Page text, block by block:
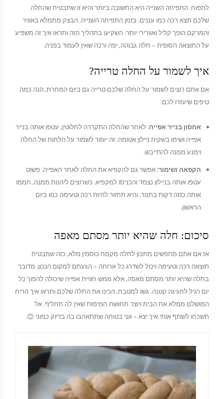
לתפוח. התפיחה השנייה היא החשובה ביותר והיא זו שתבטיח שהחלה
שלכם תצא רכה כמו עננים. בזמן התפיחה השנייה, הבצק מתמלא באוויר
והמרקם הופך קליל ואוורירי יותר. השקיעו בתהליך הזה ותראו איך זה משפיע
על התוצאה הסופית – חלה גבוהה, יפה ורכה שאין לעמוד בפניה.
איך לשמור על החלה טרייה?
אם אתם רוצים לשמור על החלה שלכם טרייה גם ביום המחרת, הנה כמה
טיפים שיעזרו לכם:
אחסון בנייר אפייה: לאחר שהחלה התקררה לחלוטין, עטפו אותה בנייר
אפייה ושימו בשקית ניילון אטומה. זה יעזור לשמור על הלחות של החלה
וימנע ממנה להתייבש.
הקפאה ושימור: אפשר גם להקפיא את החלה לאחר האפייה. פשוט
עטפו אותה בניילון נצמד והכניסו למקפיא. כשרוצים ליהנות ממנה, חממו
אותה כמה דקות בתנור, והיא תחזור להיות רכה וטעימה כמו ביום
הראשון.
סיכום: חלה שהיא יותר מסתם מאפה
אז אם אתם מחפשים מתכון לחלה מקמח כוסמין מלא, כזה שמבטיח
תוצאה רכה וטעימה ויכול לשדרג כל ארוחה – הגעתם למקום הנכון. מדובר
בחלה שהיא יותר מסתם מאפה, אלא ממש חוויית אפייה שיכולה להפוך כל
יום רגיל לחגיגה קטנה. גשו למטבח, הכינו את החלה שלכם ותראו איך הריח
המושלם ממלא את הבית ויוצר תחושת חמימות שאין לה תחליף. אל
תשכחו לשתף אותי איך יצא – אני בטוחה שתתאהבו בה בדיוק כמוני 😊.